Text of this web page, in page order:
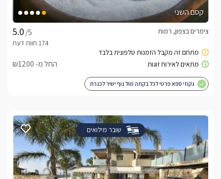
קסם השני
/5
צימרים בצפון, רמות
החל מ- ₪1200
גקוזי ספא פרטי לכל בקתה מול נוף ישיר לכנרת
שובר מילואים